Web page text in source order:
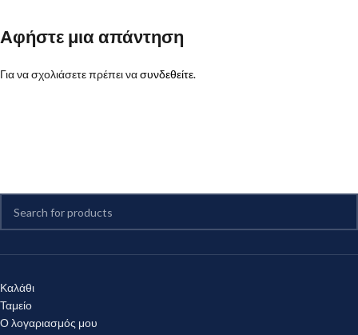
Αφήστε μια απάντηση
Για να σχολιάσετε πρέπει νασυνδεθείτε.
Καλάθι
Ταμείο
Ο λογαριασμός μου